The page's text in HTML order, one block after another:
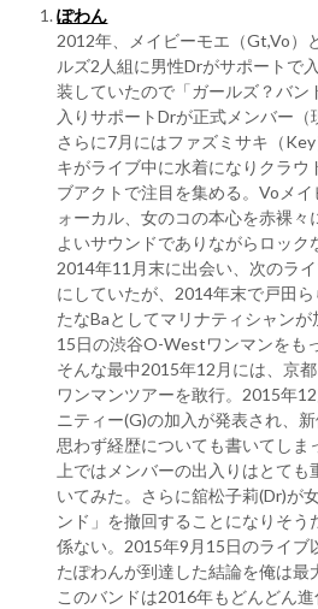
ぽわん
2012年、メイビーモエ（Gt,Vo）
ルズ2人組に男性Drがサポートで
装していたので「ガールズ？バン
入りサポートDrが正式メンバー（
さらに7月にはファズミサキ（
キがライブ中に水着になりクラウ
ブアクトで注目を集める。Voメ
ォーカル、女のコの本心を赤裸
よいサウンドでありながらロック
2014年11月末に出会い、次のラ
にしていたが、2014年末で戸田
たなBaとしてマリナティシャン
15日の渋谷O-Westワンマンをも
そんな最中2015年12月には、京
ワンマンツアーを敢行。2015年
ニティー(G)の加入が発表され、
思わず経歴についても書いてしま
上ではメンバーの出入りはとて
いてみた。さらに舘松子莉(Dr)が
ンド」を撤回することになりそう
係ない。2015年9月15日のライブ
たぽわんが到達した結論を俺は最
このバンドは2016年もどんどん